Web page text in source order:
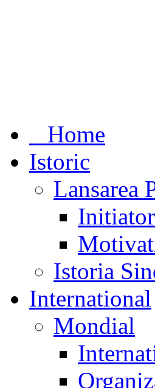
Home
Istoric
Lansarea
Istoria
International
Mondial